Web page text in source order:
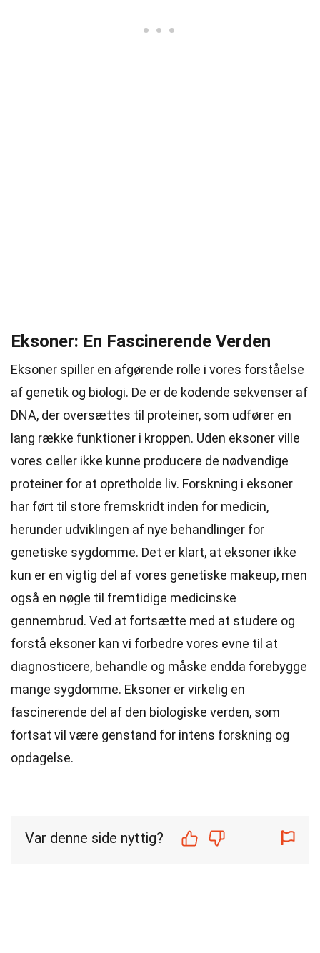
Eksoner: En Fascinerende Verden
Eksoner spiller en afgørende rolle i vores forståelse
af genetik og biologi. De er de kodende sekvenser af
DNA, der oversættes til proteiner, som udfører en
lang række funktioner i kroppen. Uden eksoner ville
vores celler ikke kunne producere de nødvendige
proteiner for at opretholde liv. Forskning i eksoner
har ført til store fremskridt inden for medicin,
herunder udviklingen af nye behandlinger for
genetiske sygdomme. Det er klart, at eksoner ikke
kun er en vigtig del af vores genetiske makeup, men
også en nøgle til fremtidige medicinske
gennembrud. Ved at fortsætte med at studere og
forstå eksoner kan vi forbedre vores evne til at
diagnosticere, behandle og måske endda forebygge
mange sygdomme. Eksoner er virkelig en
fascinerende del af den biologiske verden, som
fortsat vil være genstand for intens forskning og
opdagelse.
Var denne side nyttig?